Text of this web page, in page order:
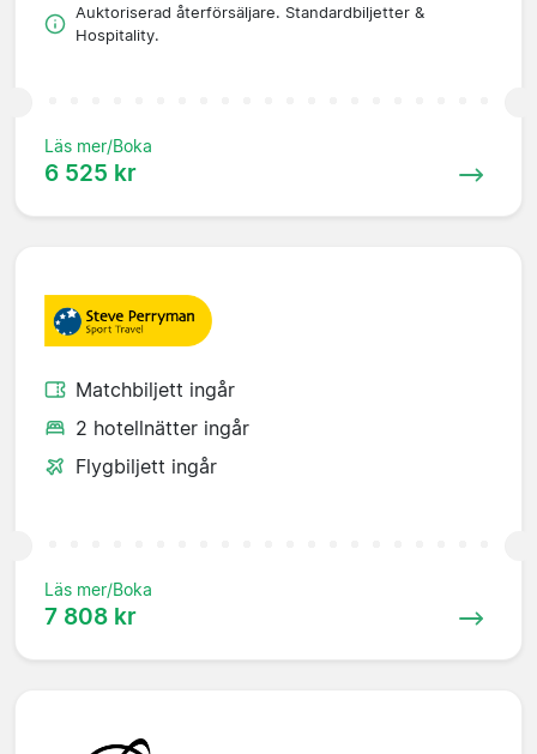
Auktoriserad återförsäljare. Standardbiljetter &
Hospitality.
Läs mer/Boka
6 525 kr
Matchbiljett ingår
2 hotellnätter ingår
Flygbiljett ingår
Läs mer/Boka
7 808 kr